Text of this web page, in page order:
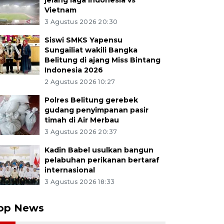
Vietnam
3 Agustus 2026 20:30
Siswi SMKS Yapensu
Sungailiat wakili Bangka
Belitung di ajang Miss Bintang
Indonesia 2026
2 Agustus 2026 10:27
Polres Belitung gerebek
gudang penyimpanan pasir
timah di Air Merbau
3 Agustus 2026 20:37
Kadin Babel usulkan bangun
pelabuhan perikanan bertaraf
internasional
3 Agustus 2026 18:33
News